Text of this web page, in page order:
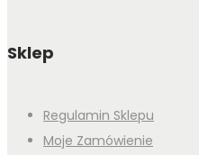
Sklep
Regulamin Sklepu
Moje Zamówienie